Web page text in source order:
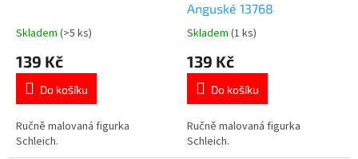
Průměrné
produktu
5,0
5
hvězdiček.
Skladem (>5 ks)
139 Kč
Do košíku
Ručně malovaná figurka
Schleich.
Anguské 13768
Průměrné
produktu
5,0
5
hvězdiček.
Skladem (1 ks)
139 Kč
Do košíku
Ručně malovaná figurka
Schleich.